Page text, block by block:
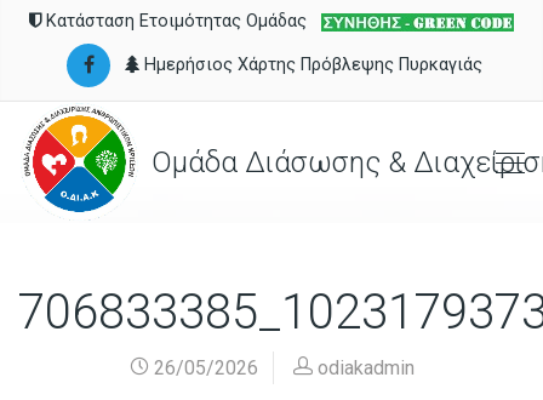
Κατάσταση Ετοιμότητας Ομάδας
Ημερήσιος Χάρτης Πρόβλεψης Πυρκαγιάς
Ομάδα Διάσωσης &
26/05/2026 odiakadmin